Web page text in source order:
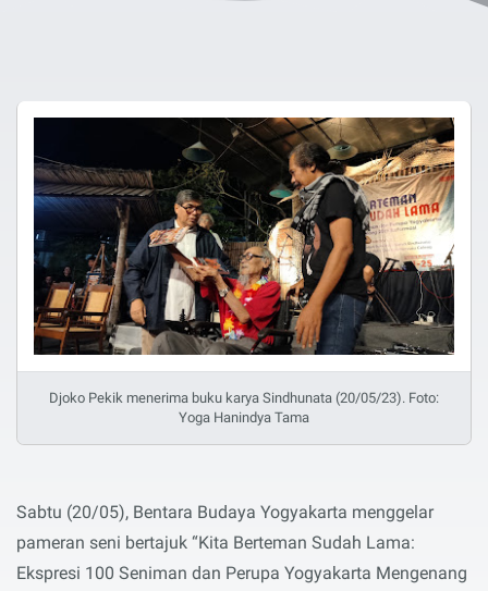
Djoko Pekik menerima buku karya Sindhunata (20/05/23). Foto:
Yoga Hanindya Tama
Sabtu (20/05), Bentara Budaya Yogyakarta menggelar
pameran seni bertajuk “Kita Berteman Sudah Lama:
Ekspresi 100 Seniman dan Perupa Yogyakarta Mengenang